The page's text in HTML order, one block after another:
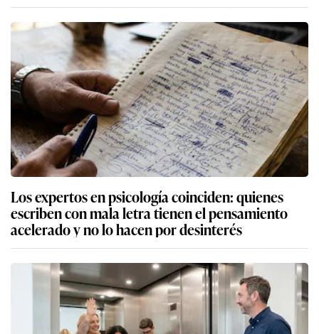
Los expertos en psicología coinciden: quienes
escriben con mala letra tienen el pensamiento
acelerado y no lo hacen por desinterés